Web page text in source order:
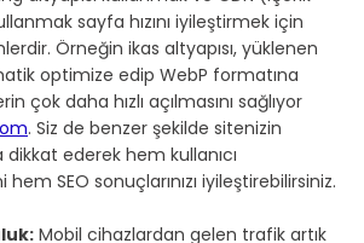
sayfa hızını iyileştirmek için
Örneğin ikas altyapısı, yüklenen
optimize edip WebP formatına
çok daha hızlı açılmasını sağlıyor
. Siz de benzer şekilde sitenizin
ederek hem kullanıcı
SEO sonuçlarınızı iyileştirebilirsiniz.
Mobil cihazlardan gelen trafik artık